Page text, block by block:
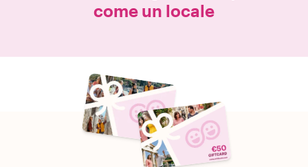
come un locale